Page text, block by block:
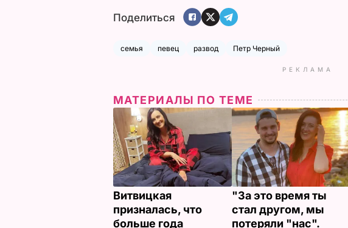
Поделиться
семья певец развод Петр Черный
РЕКЛАМА
МАТЕРИАЛЫ ПО ТЕМЕ
Витвицкая
призналась, что
больше года
"За это время ты
стал другом, мы
потеряли "нас".